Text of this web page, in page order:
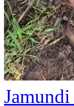
Jamundi